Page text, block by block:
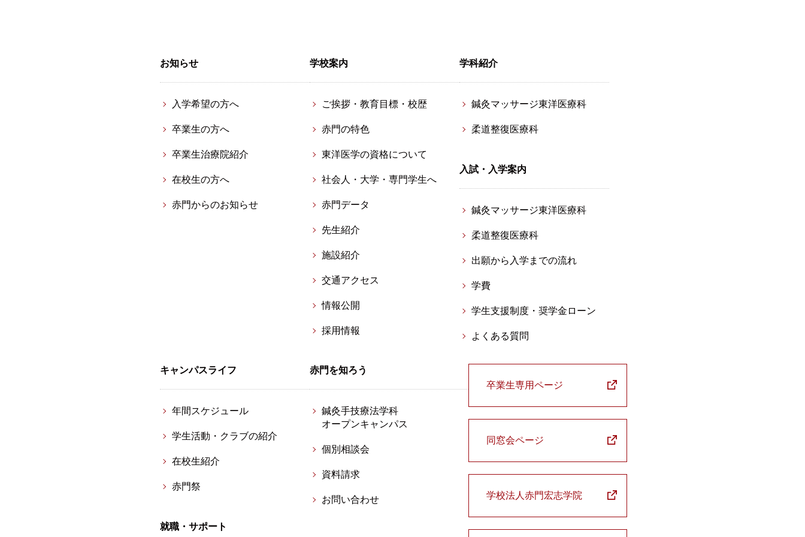
お知らせ
入学希望の方へ
卒業生の方へ
卒業生治療院紹介
在校生の方へ
赤門からのお知らせ
学校案内
ご挨拶・教育目標・校歴
赤門の特色
東洋医学の資格について
社会人・大学・専門学生へ
赤門データ
先生紹介
施設紹介
交通アクセス
情報公開
採用情報
学科紹介
鍼灸マッサージ東洋医療科
柔道整復医療科
入試・入学案内
鍼灸マッサージ東洋医療科
柔道整復医療科
出願から入学までの流れ
学費
学生支援制度・奨学金ローン
よくある質問
キャンパスライフ
年間スケジュール
学生活動・クラブの紹介
在校生紹介
赤門祭
就職・サポート
赤門を知ろう
鍼灸手技療法学科
オープンキャンパス
個別相談会
資料請求
お問い合わせ
卒業生専用ページ
同窓会ページ
学校法人赤門宏志学院